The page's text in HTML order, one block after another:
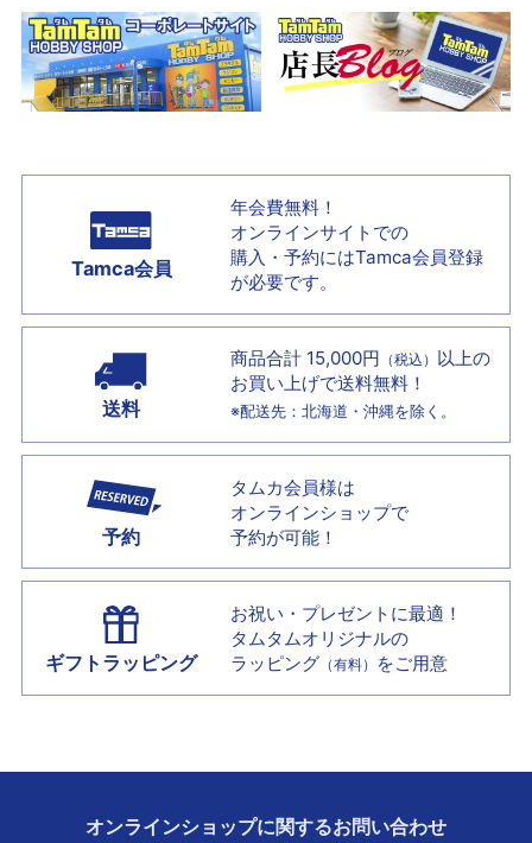
Tamca会員
年会費無料！
オンラインサイトでの
購入・予約にはTamca会員登録
が必要です。
送料
商品合計 15,000円 （税込） 以上の
お買い上げで送料無料！
※配送先：北海道・沖縄を除く。
予約
タムカ会員様は
オンラインショップで
予約が可能！
ギフトラッピング
お祝い・プレゼントに最適！
タムタムオリジナルの
ラッピング （有料） をご用意
オンラインショップに関するお問い合わせ